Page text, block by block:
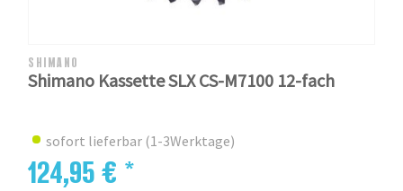
SHIMANO
Shimano Kassette SLX CS-M7100 12-fach
sofort lieferbar (1-3Werktage)
124,95 € *